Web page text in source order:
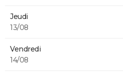
Jeudi
13/08
Vendredi
14/08